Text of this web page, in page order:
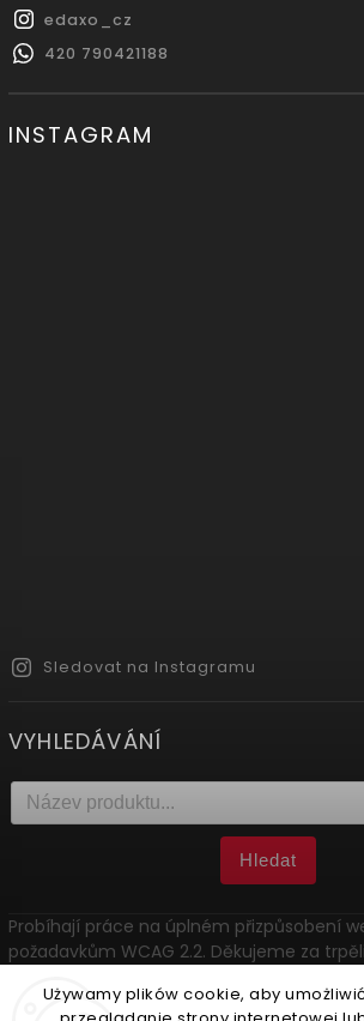
Używamy plików cookie, aby
edaxo_cz
420 790421188
INSTAGRAM
Sledovat na Instagramu
VYHLEDÁVÁNÍ
Hledat
Probíhají práce na úplném přizpůsobení
požadavkům WCAG 2.2. Děkujeme za